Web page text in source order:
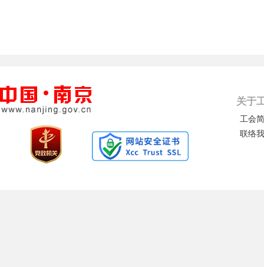
关于
工会
联络